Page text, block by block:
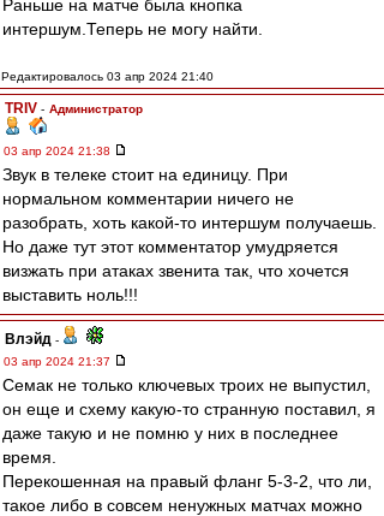
Раньше на матче была кнопка
интершум.Теперь не могу найти.
Редактировалось 03 апр 2024 21:40
TRIV - Администратор
03 апр 2024 21:38
Звук в телеке стоит на единицу. При
нормальном комментарии ничего не
разобрать, хоть какой-то интершум получаешь.
Но даже тут этот комментатор умудряется
визжать при атаках звенита так, что хочется
выставить ноль!!!
Влэйд -
03 апр 2024 21:37
Семак не только ключевых троих не выпустил,
он еще и схему какую-то странную поставил, я
даже такую и не помню у них в последнее
время.
Перекошенная на правый фланг 5-3-2, что ли,
такое либо в совсем ненужных матчах можно